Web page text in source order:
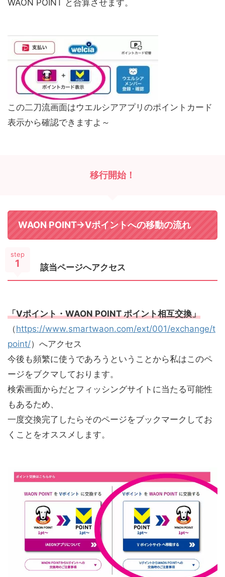
WAON POINT と合算させます。
この二刀流画面はウエルシアアプリのポイントカード
表示から確認できますよ～
移行開始！
WAON POINT→Vポイントへの移動の流れ
step
1 該当ページへアクセス
「Vポイント・WAON POINT ポイント相互交換」
（https://www.smartwaon.com/ext/001/exchange/t
point/）へアクセス
今後も頻繁に使うであろうということから私はこのペ
ージをブクマしております。
検索画面からだとフィッシングサイトに当たる可能性
もあるため、
一度交換完了したらそのページをブックマークしてお
くことをオススメします。